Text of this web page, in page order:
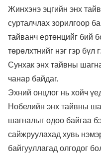
Жинхэнэ эцгийн энх
сурталчлах зорилгоор
тайванч ертөнцийг бий
төрөлхтнийг нэг гэр бүл
Сунхак энх тайвны
чанар байдаг.
Эхний онцлог нь хойч
Нобелийн энх тайвны
шагналыг одоо байгаа
сайжруулахад хувь
байгууллагад олгодог